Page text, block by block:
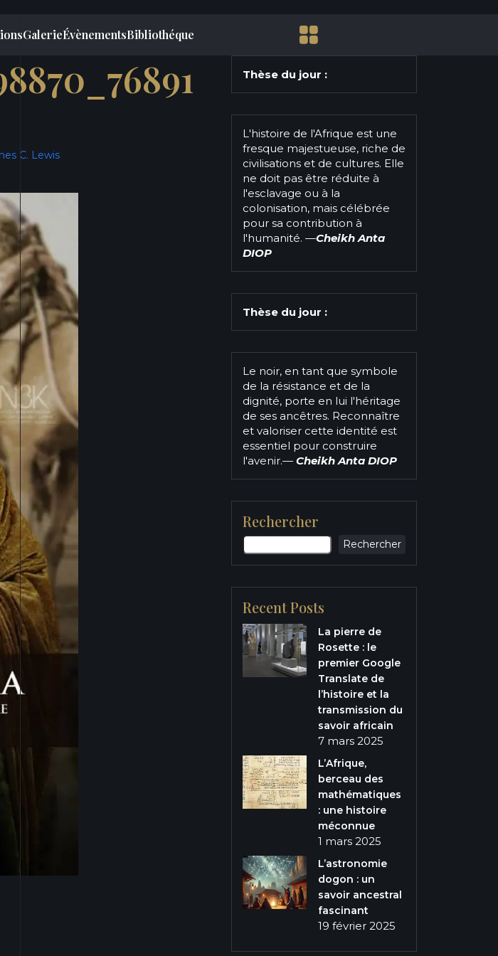
GalerieÉvènementsBibliothéque
C. Lewis
Thèse du jour :
L'histoire de l'Afrique est une
fresque majestueuse, riche de
civilisations et de cultures. Elle
ne doit pas être réduite à
l'esclavage ou à la
colonisation, mais célébrée
pour sa contribution à
l'humanité. —Cheikh Anta
DIOP
Thèse du jour :
Le noir, en tant que symbole
de la résistance et de la
dignité, porte en lui l'héritage
de ses ancêtres. Reconnaître
et valoriser cette identité est
essentiel pour construire
l'avenir.— Cheikh Anta DIOP
Rechercher
Rechercher
Recent Posts
La pierre de
Rosette : le
premier Google
Translate de
l’histoire et la
transmission du
savoir africain
7 mars 2025
L’Afrique,
berceau des
mathématiques
: une histoire
méconnue
1 mars 2025
L’astronomie
dogon : un
savoir ancestral
fascinant
19 février 2025